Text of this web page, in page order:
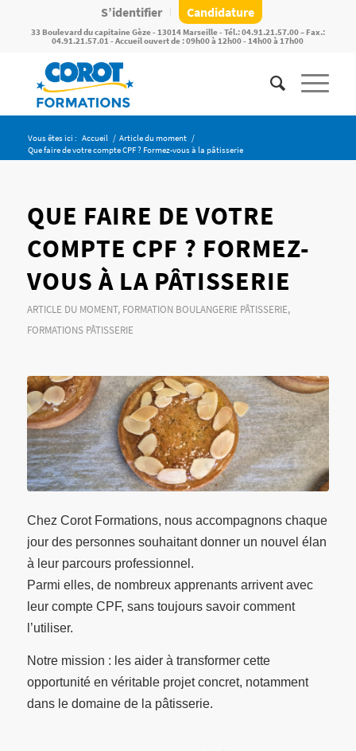
S’identifier Candidature
33 Boulevard du capitaine Gèze - 13014 Marseille - Tél.: 04.91.21.57.00 – Fax.:
04.91.21.57.01 - Accueil ouvert de : 09h00 à 12h00 - 14h00 à 17h00
Vous êtes ici : Accueil / Article du moment /
Que faire de votre compte CPF ? Formez-vous à la pâtisserie
QUE FAIRE DE VOTRE
COMPTE CPF ? FORMEZ-
VOUS À LA PÂTISSERIE
ARTICLE DU MOMENT, FORMATION BOULANGERIE PÂTISSERIE,
FORMATIONS PÂTISSERIE
Chez Corot Formations, nous accompagnons chaque
jour des personnes souhaitant donner un nouvel élan
à leur parcours professionnel.
Parmi elles, de nombreux apprenants arrivent avec
leur compte CPF, sans toujours savoir comment
l’utiliser.
Notre mission : les aider à transformer cette
opportunité en véritable projet concret, notamment
dans le domaine de la pâtisserie.